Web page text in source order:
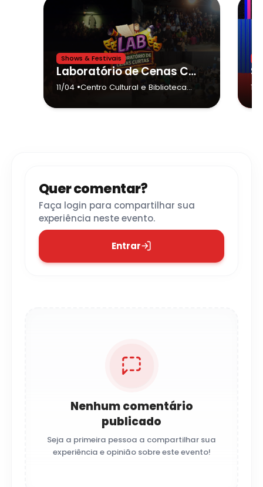
Shows & Festivais
Laboratório de Cenas Curtas – 2026 Diadema
11/04 •Centro Cultural e Biblioteca
11/
Quer comentar?
Faça login para compartilhar sua
experiência neste evento.
Entrar
Nenhum comentário
publicado
Seja a primeira pessoa a compartilhar sua
experiência e opinião sobre este evento!